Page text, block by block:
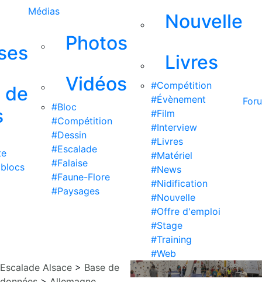
de
Médias
Photos
Vidéos
#Bloc
#Compétition
#Dessin
#Escalade
#Falaise
#Faune-Flore
#Paysages
Nouvelle
Livres
#Compétition
#Évènement
#Film
#Interview
#Livres
#Matériel
#News
#Nidification
#Nouvelle
#Offre d'emploi
#Stage
#Training
#Web
Escalade Alsace > Base de